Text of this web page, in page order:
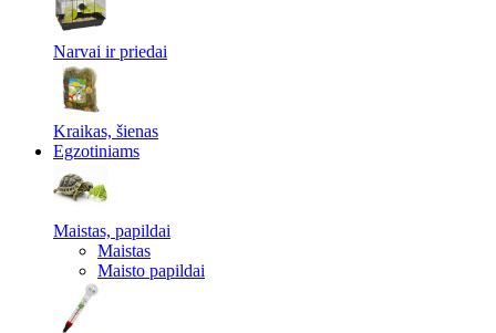
Narvai ir priedai
Kraikas, šienas
Egzotiniams
Maistas, papildai
Maistas
Maisto papildai